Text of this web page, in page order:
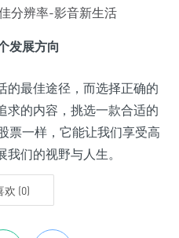
发展方向
的最佳途径，而选择正确的
求的内容，挑选一款合适的
票一样，它能让我们享受高
们的视野与人生。
欢 (0)